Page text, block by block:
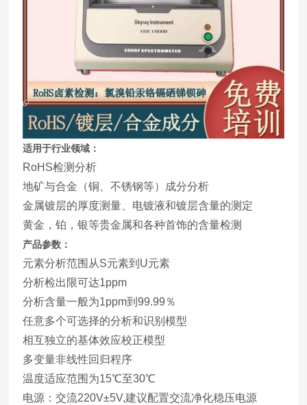
适用于行业领域：
RoHS检测分析
地矿与合金（铜、不锈钢等）成分分析
金属镀层的厚度测量、电镀液和镀层含量的测定
黄金，铂，银等贵金属和各种首饰的含量检测
产品参数：
元素分析范围从S元素到U元素
分析检出限可达1ppm
分析含量一般为1ppm到99.99％
任意多个可选择的分析和识别模型
相互独立的基体效应校正模型
多变量非线性回归程序
温度适应范围为15℃至30℃
电源：交流220V±5V,建议配置交流净化稳压电源